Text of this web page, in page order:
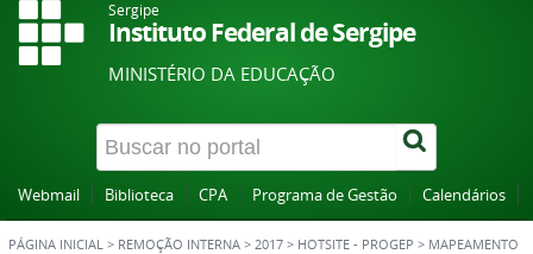
Sergipe
Instituto Federal de Sergipe
MINISTÉRIO DA EDUCAÇÃO
Webmail Biblioteca CPA Programa de Gestão Calendários
PÁGINA INICIAL > REMOÇÃO INTERNA > 2017 > HOTSITE - PROGEP > MAPEAMENTO